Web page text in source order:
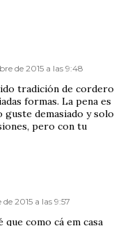
de 2015 a las 9:48
tradición de cordero
formas. La pena es
guste demasiado y solo
pero con tu
2015 a las 9:57
que como cá em casa